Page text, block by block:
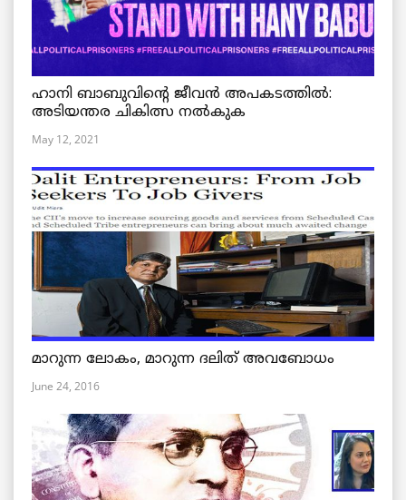
ഹാനി ബാബുവിന്റെ ജീവൻ അപകടത്തിൽ:
അടിയന്തര ചികിത്സ നൽകുക
May 12, 2021
മാറുന്ന ലോകം, മാറുന്ന ദലിത് അവബോധം
June 24, 2016